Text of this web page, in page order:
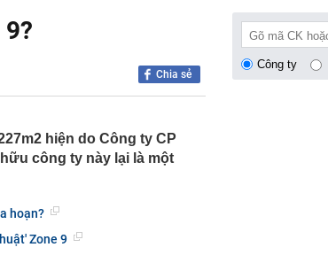
vận động lớn thứ hai
tỷ đồng chỉ trong nửa
Chia sẻ
hiện do Công ty CP
công ty này lại là một
hoạn?
Zone 9
Công ty